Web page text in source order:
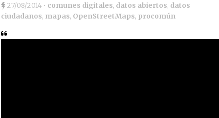
27/08/2014 • comunes digitales, datos abiertos, datos
ciudadanos, mapas, OpenStreetMaps, procomún